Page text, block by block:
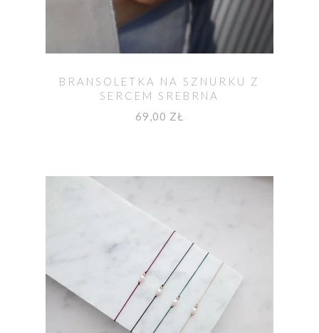
BRANSOLETKA NA SZNURKU Z
SERCEM SREBRNA
69,00 ZŁ